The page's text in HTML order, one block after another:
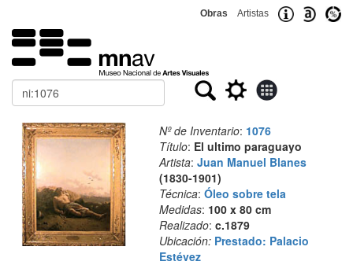
Obras Artistas
Buscar
Nº de Inventario: 1076
Título: El ultimo paraguayo
Artista: Juan Manuel Blanes
(1830-1901)
Técnica: Óleo sobre tela
Medidas: 100 x 80 cm
Realizado: c.1879
Ubicación: Prestado: Palacio
Estévez